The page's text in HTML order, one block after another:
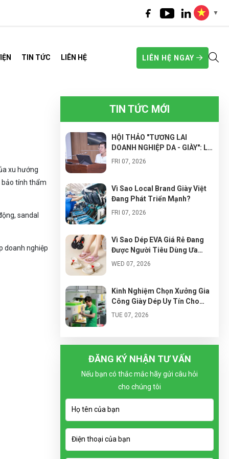
▼
TIN TỨC LIÊN HỆ LIÊN HỆ NGAY
xu hướng
bảo tính thẩm
sandal
doanh nghiệp
TIN TỨC MỚI
HỘI THẢO "TƯƠNG LAI
DOANH NGHIỆP DA - GIÀY": LỘ
TRÌNH CHUYỂN ĐỔI SANG
TỐI ƯU CHI PHÍ
FRI 07, 2026
Vì Sao Local Brand Giày Việt
Đang Phát Triển Mạnh?
FRI 07, 2026
Vì Sao Dép EVA Giá Rẻ Đang
Được Người Tiêu Dùng Ưa
Chuộng?
WED 07, 2026
Kinh Nghiệm Chọn Xưởng Gia
Công Giày Dép Uy Tín Cho
Người Mới Kinh Doanh
TUE 07, 2026
Cho Người Mới Kinh Doanh
MON 07, 2026
Xu Hướng Thiết Kế Dép Siêu
Lai
Vì Sao Local Brand Giày Việt
ĐĂNG KÝ NHẬN TƯ VẤN
Nếu bạn có thắc mắc hãy gửi câu hỏi
cho chúng tôi